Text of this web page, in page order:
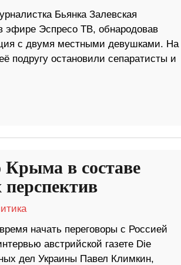
Бьянка Залевская
эфире Эспресо ТВ, обнародовав
с двумя местными девушками. На
подругу остановили сепаратисты и
в составе
начать переговоры с Россией
австрийской газете Die
дел Украины Павел Климкин,